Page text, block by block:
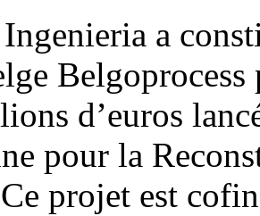
a
d’euros
pour la
projet est